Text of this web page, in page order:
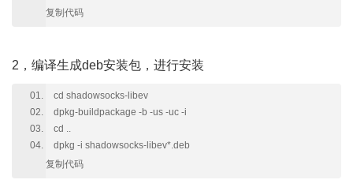
复制代码
2，编译生成deb安装包，进行安装
cd shadowsocks-libev
dpkg-buildpackage -b -us -uc -i
cd ..
dpkg -i shadowsocks-libev*.deb
复制代码